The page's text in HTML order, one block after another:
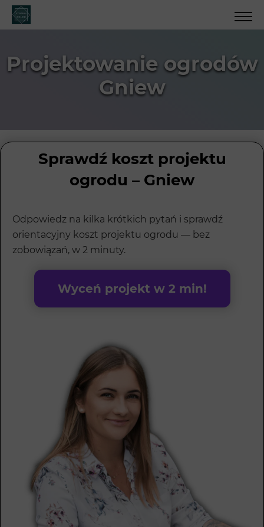
Projektowanie ogrodów
Gniew
Sprawdź koszt projektu
ogrodu – Gniew
Odpowiedz na kilka krótkich pytań i sprawdź
orientacyjny koszt projektu ogrodu — bez
zobowiązań, w 2 minuty.
Wyceń projekt w 2 min!